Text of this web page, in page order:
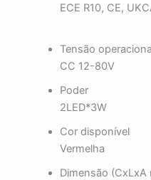
ECE R10, CE,
Tensão
CC 12-80V
Poder
2LED*3W
Cor disponível
Vermelha
Dimensão (CxLxA